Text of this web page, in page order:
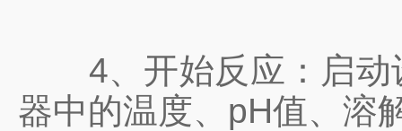
4、开始反应：启动
器中的温度、pH值、溶